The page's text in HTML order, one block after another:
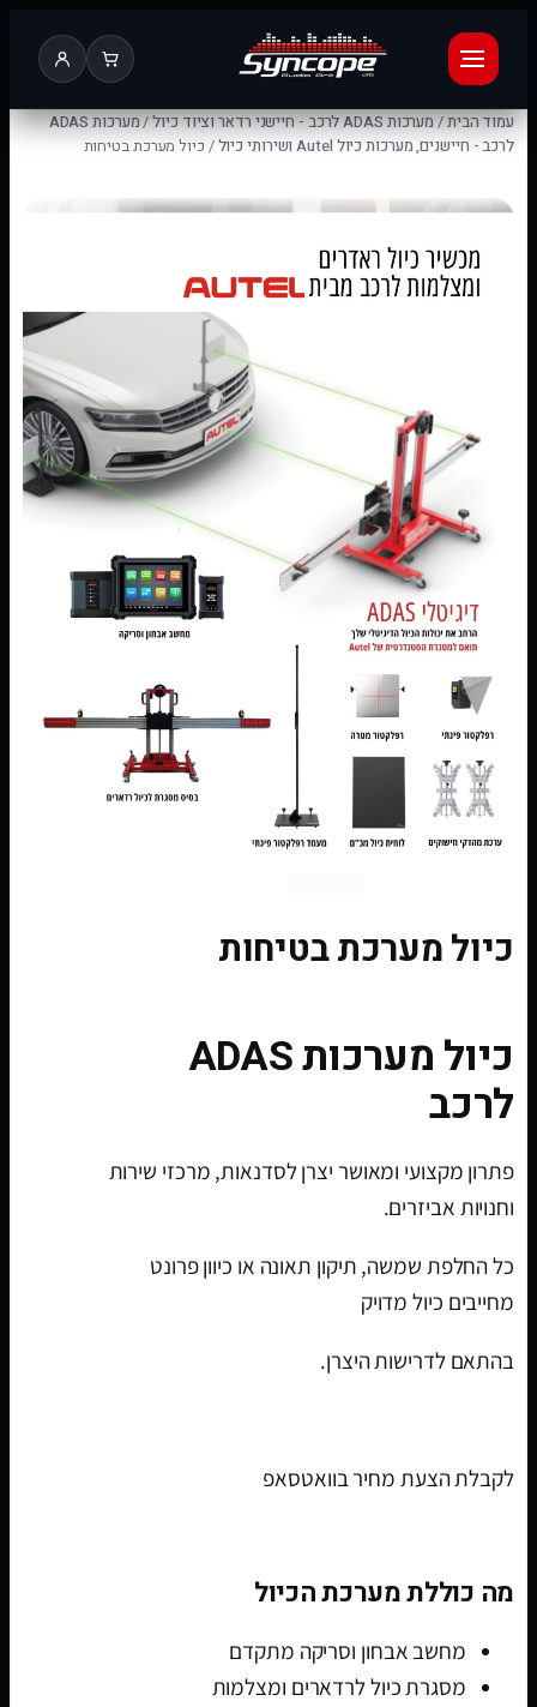
עמוד הבית/מערכות ADAS לרכב - חיישני רדאר וציוד כיול /
מערכות ADAS
לרכב - חיישנים, מערכות כיול Autel ושירותי כיול
/ כיול מערכת בטיחות
כיול מערכת בטיחות
כיול מערכות ADAS
לרכב
פתרון מקצועי ומאושר יצרן לסדנאות, מרכזי שירות
וחנויות אביזרים.
כל החלפת שמשה, תיקון תאונה או כיוון פרונט
מחייבים כיול מדויק
בהתאם לדרישות היצרן.
לקבלת הצעת מחיר בוואטסאפ
מה כוללת מערכת הכיול
מחשב אבחון וסריקה מתקדם
מסגרת כיול לרדארים ומצלמות